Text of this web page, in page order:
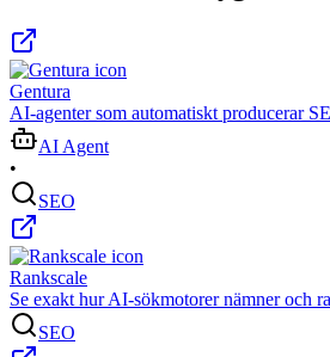
Gentura
AI-agenter som automatiskt producerar
AI Agent
•
SEO
Rankscale
Se exakt hur AI-sökmotorer nämner och
SEO